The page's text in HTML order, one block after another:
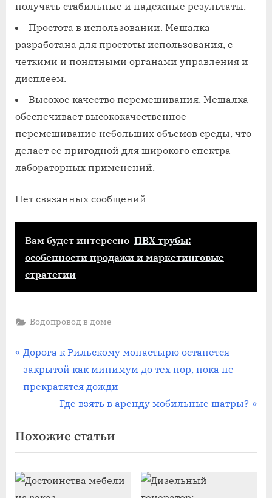
получать стабильные и надежные результаты.
Простота в использовании. Мешалка
разработана для простоты использования, с
четкими и понятными органами управления и
дисплеем.
Высокое качество перемешивания. Мешалка
обеспечивает высококачественное
перемешивание небольших объемов среды, что
делает ее пригодной для широкого спектра
лабораторных применений.
Нет связанных сообщений
Вам будет интересно ПВХ трубы:
особенности продажи и маркетинговые
стратегии
Водопровод в доме
Навигация
по
записям
П
р
е
д
у
щ
а
Дорога к Рильскому монастырю останется
закрытой как минимум до тех пор, пока не
прекратятся дожди
С
е
д
ю
Где взять в аренду мобильные шатры?
Похожие статьи